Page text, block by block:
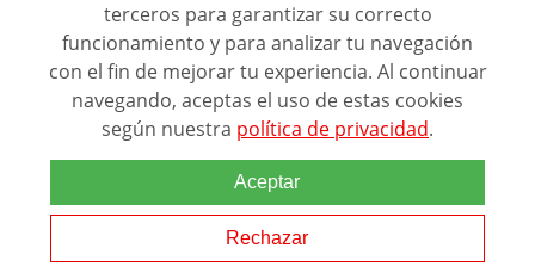
Online 12 meses - 60 ECTS
MÁSTER EN PRODUCCIÓN Y COMUNICACIÓN
AUDIOVISUAL
terceros para garantizar su correcto
funcionamiento y para analizar tu navegación
con el fin de mejorar tu experiencia. Al continuar
navegando, aceptas el uso de estas cookies
según nuestra política de privacidad.
Aceptar
Rechazar